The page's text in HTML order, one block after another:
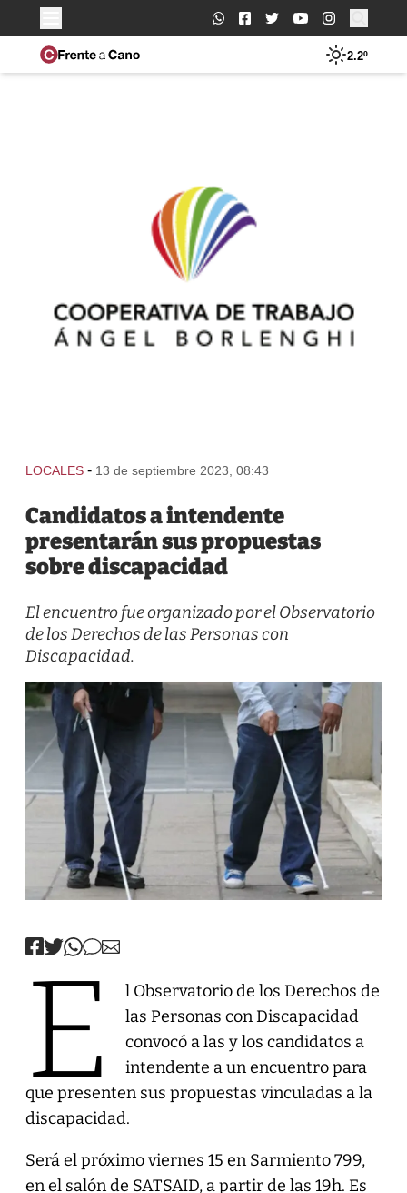
Buscar:
2.2º
LOCALES - 13 de septiembre 2023, 08:43
Candidatos a intendente
presentarán sus propuestas
sobre discapacidad
El encuentro fue organizado por el Observatorio
de los Derechos de las Personas con
Discapacidad.
E
l Observatorio de los Derechos de
las Personas con Discapacidad
convocó a las y los candidatos a
intendente a un encuentro para
que presenten sus propuestas vinculadas a la
discapacidad.
Será el próximo viernes 15 en Sarmiento 799,
en el salón de SATSAID, a partir de las 19h. Es